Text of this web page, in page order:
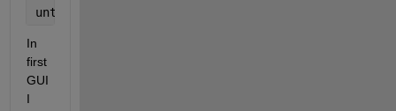
untitled2
In
first
GUI
I